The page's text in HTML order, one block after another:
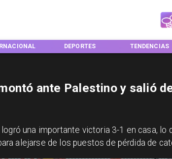
DEPORTES TENDENCIAS
ante Palestino y salió
logró una importante victoria 3-1 en casa,
alejarse de los puestos de pérdida de